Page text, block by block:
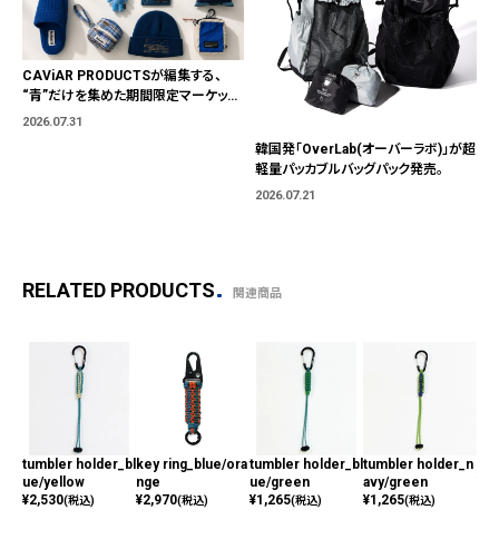
CAViAR PRODUCTSが編集する、
“青”だけを集めた期間限定マーケット
「BLUE MARKET」が横浜に。ブランド
2026.07.31
韓国発「OverLab(オーバーラボ)」が超
軽量パッカブルバッグパック発売。
2026.07.21
RELATED PRODUCTS 関連商品
tumbler holder_bl
ue/yellow
¥2,530(税込)
key ring_blue/ora
nge
¥2,970(税込)
tumbler holder_bl
ue/green
¥1,265(税込)
tumbler holder_n
avy/green
¥1,265(税込)